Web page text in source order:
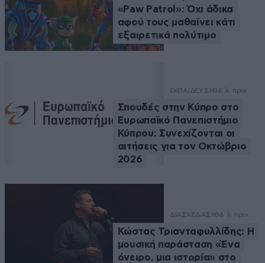
«Paw Patrol»: Όχι άδικα
αφού τους μαθαίνει κάτι
εξαιρετικά πολύτιμο
ΕΚΠΑΙΔΕΥΣΗ36 λ. πριν
Σπουδές στην Κύπρο στο
Ευρωπαϊκό Πανεπιστήμιο
Κύπρου: Συνεχίζονται οι
αιτήσεις για τον Οκτώβριο
2026
ΔΙΑΣΚΕΔΑΣΗ36 λ. πριν
Κώστας Τριανταφυλλίδης: Η
μουσική παράσταση «Ένα
όνειρο, μια ιστορία» στο